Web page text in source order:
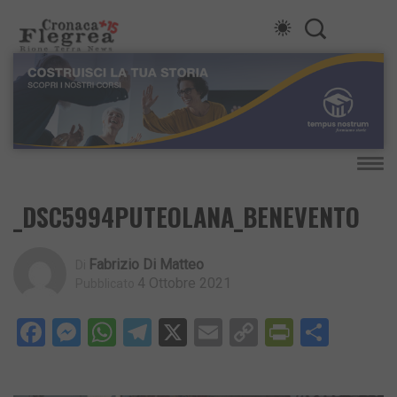
_DSC5994PUTEOLANA_BENEVENTO
Fabrizio Di Matteo
4 Ottobre 2021
Facebook
Messenger
WhatsApp
Telegram
X EmailCopy